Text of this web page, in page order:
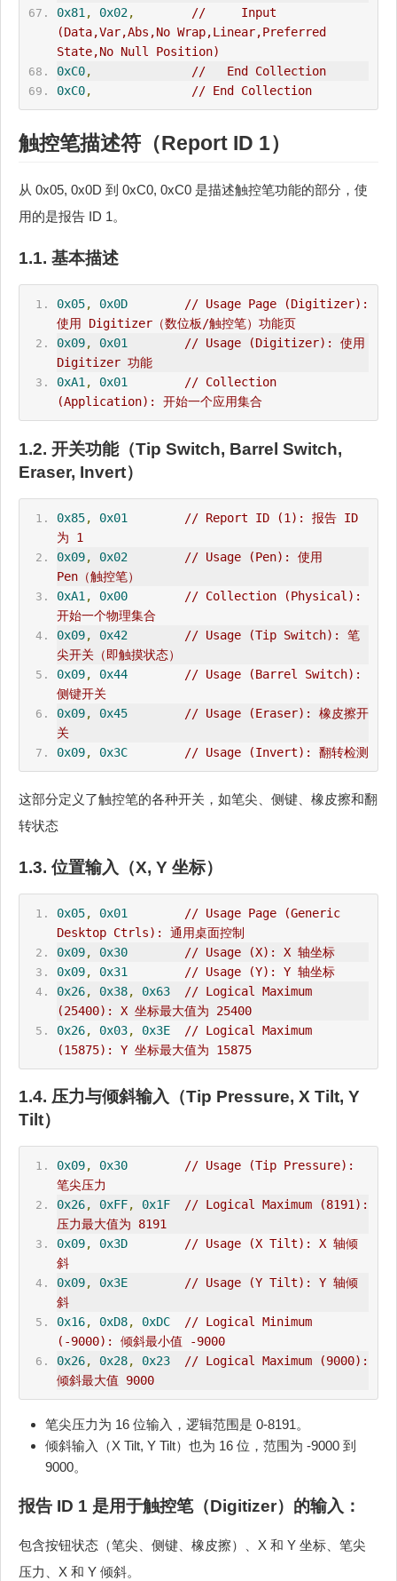
0x81 , 0x02,
//     Input
(Data,Var,Abs,No Wrap,Linear,Preferred
State,No Null Position)
0xC0,
//   End Collection
0xC0, // End Collection
触控笔描述符（Report ID 1）
从 0x05, 0x0D 到 0xC0, 0xC0 是描述触控笔功能的部分，使
用的是报告 ID 1。
1.1. 基本描述
0x05, 0x0D
// Usage Page (Digitizer):
使用 Digitizer（数位板/触控笔）功能页
0x09, 0x01
// Usage (Digitizer): 使用
Digitizer 功能
0xA1 , 0x01
// Collection
(Application): 开始一个应用集合
1.2. 开关功能（Tip Switch, Barrel Switch,
Eraser, Invert）
0x85, 0x01
// Report ID (1): 报告 ID
为 1
0x09, 0x02
// Usage (Pen): 使用
Pen（触控笔）
0xA1 , 0x00
// Collection (Physical):
开始一个物理集合
0x09, 0x42
// Usage (Tip Switch): 笔
尖开关（即触摸状态）
0x09, 0x44
// Usage (Barrel Switch):
侧键开关
0x09, 0x45
// Usage (Eraser): 橡皮擦开
关
0x09, 0x3C // Usage (Invert): 翻转检测
这部分定义了触控笔的各种开关，如笔尖、侧键、橡皮擦和翻
转状态
1.3. 位置输入（X, Y 坐标）
0x05, 0x01
// Usage Page (Generic
Desktop Ctrls): 通用桌面控制
0x09, 0x30
// Usage (X): X 轴坐标
0x09, 0x31
// Usage (Y): Y 轴坐标
0x26, 0x38, 0x63
// Logical Maximum
(25400): X 坐标最大值为 25400
0x26, 0x03, 0x3E
// Logical Maximum
(15875): Y 坐标最大值为 15875
1.4. 压力与倾斜输入（Tip Pressure, X Tilt, Y
Tilt）
0x09, 0x30
// Usage (Tip Pressure):
笔尖压力
0x26, 0xFF, 0x1F
// Logical Maximum (8191):
压力最大值为 8191
0x09, 0x3D
// Usage (X Tilt): X 轴倾
斜
0x09, 0x3E
// Usage (Y Tilt): Y 轴倾
斜
0x16, 0xD8, 0xDC
// Logical Minimum
(-9000): 倾斜最小值 -9000
0x26, 0x28, 0x23
// Logical Maximum (9000):
倾斜最大值 9000
笔尖压力为 16 位输入，逻辑范围是 0-8191。
倾斜输入（X Tilt, Y Tilt）也为 16 位，范围为 -9000 到
9000。
报告 ID 1 是用于触控笔（Digitizer） 的输入：
包含按钮状态（笔尖、侧键、橡皮擦）、X 和 Y 坐标、笔尖
压力、X 和 Y 倾斜。